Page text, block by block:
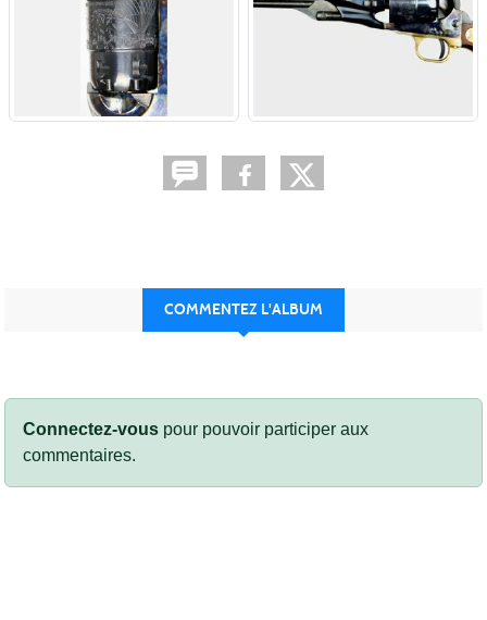
COMMENTEZ L'ALBUM
Connectez-vous pour pouvoir participer aux
commentaires.